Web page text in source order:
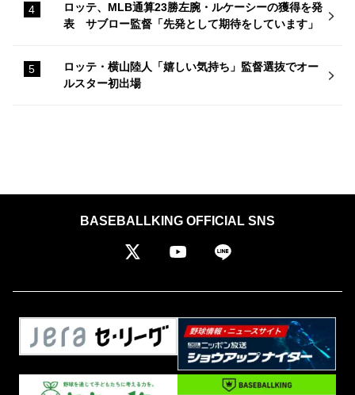
ロッテ、MLB通算23勝左腕・ルケーシーの獲得を発
表 サブロー監督「先発として期待をしています」
ロッテ・横山陸人「嬉しい気持ち」監督選抜でオー
ルスター初出場
BASEBALLKING OFFICIAL SNS